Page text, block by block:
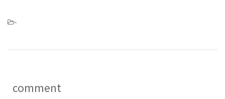
-
comment